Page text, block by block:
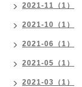
2021-11（1）
2021-10（1）
2021-06（1）
2021-05（1）
2021-03（1）